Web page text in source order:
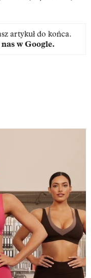
artykuł do końca.
w Google.